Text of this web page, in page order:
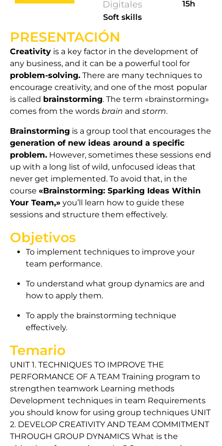
Digitales
Soft skills
15h
PRESENTACIÓN
Creativity is a key factor in the development of
any business, and it can be a powerful tool for
problem-solving. There are many techniques to
encourage creativity, and one of the most popular
is called brainstorming. The term «brainstorming»
comes from the words brain and storm.
Brainstorming is a group tool that encourages the
generation of new ideas around a specific
problem. However, sometimes these sessions end
up with a long list of wild, unfocused ideas that
never get implemented. To avoid that, in the
course «Brainstorming: Sparking Ideas Within
Your Team,» you’ll learn how to guide these
sessions and structure them effectively.
Objetivos
To implement techniques to improve your
team performance.
To understand what group dynamics are and
how to apply them.
To apply the brainstorming technique
effectively.
Temario
UNIT 1. TECHNIQUES TO IMPROVE THE
PERFORMANCE OF A TEAM Training program to
strengthen teamwork Learning methods
Development techniques in team Requirements
you should know for using group techniques UNIT
2. DEVELOP CREATIVITY AND TEAM COMMITMENT
THROUGH GROUP DYNAMICS What is the